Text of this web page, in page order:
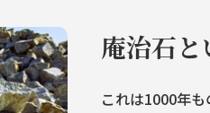
庵治石と
これは1000年